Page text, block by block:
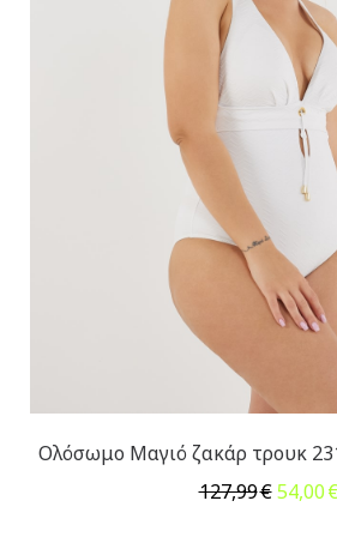
Ολόσωμο Μαγιό ζακάρ τρουκ
127,99€ Original
54,00€